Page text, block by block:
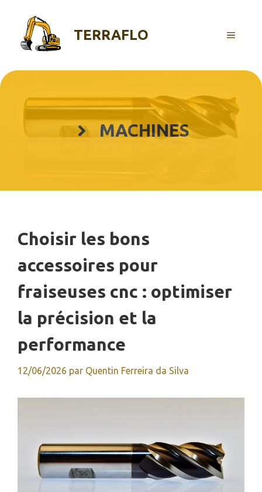
contenu
TERRAFLO MENU
MACHINES
Choisir les bons
accessoires pour
fraiseuses cnc : optimiser
la précision et la
performance
12/06/2026 par Quentin Ferreira da Silva